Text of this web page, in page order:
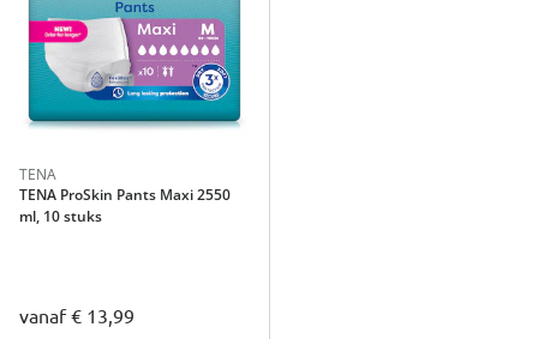
TENA
TENA ProSkin Pants Maxi 2550
ml, 10 stuks
vanaf€ 13,99